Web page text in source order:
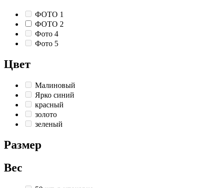
ФОТО 1
ФОТО 2
Фото 4
Фото 5
Цвет
Малиновый
Ярко синий
красный
золото
зеленый
Размер
Вес